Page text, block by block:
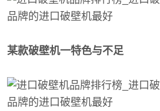
某款破壁机一特色与不足